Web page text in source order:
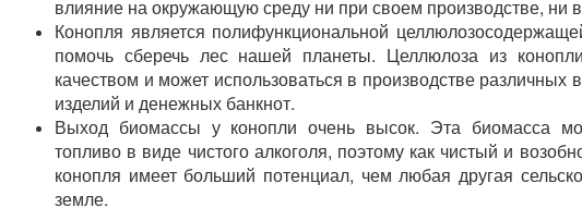
влияние на окружающую среду ни при своем производстве, ни
Конопля является полифункциональной
помочь сберечь лес нашей планеты. Целлюлоза из
качеством и может использоваться в производстве различных
изделий и денежных банкнот.
Выход биомассы у конопли очень высок. Эта биомасса
топливо в виде чистого алкоголя, поэтому как чистый и
конопля имеет больший потенциал, чем любая другая
земле.